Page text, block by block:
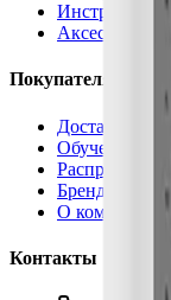
Инструменты
Аксессуары
Покупателям
Доставка и
Обучение
Распродажа
Бренды
О компании
Контакты